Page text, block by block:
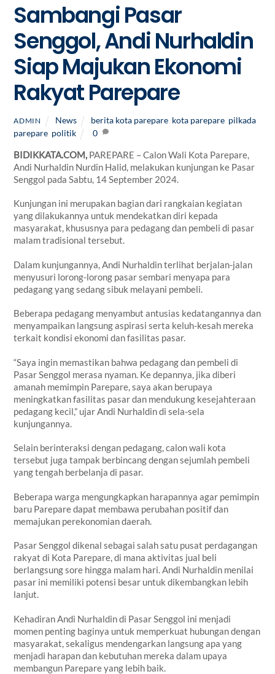
Sambangi Pasar
Senggol, Andi Nurhaldin
Siap Majukan Ekonomi
Rakyat Parepare
ADMIN News berita kota parepare, kota parepare, pilkada
parepare politik 0
BIDIKKATA.COM, PAREPARE – Calon Wali Kota Parepare,
Andi Nurhaldin Nurdin Halid, melakukan kunjungan ke Pasar
Senggol pada Sabtu, 14 September 2024.
Kunjungan ini merupakan bagian dari rangkaian kegiatan
yang dilakukannya untuk mendekatkan diri kepada
masyarakat, khususnya para pedagang dan pembeli di pasar
malam tradisional tersebut.
Dalam kunjungannya, Andi Nurhaldin terlihat berjalan-jalan
menyusuri lorong-lorong pasar sembari menyapa para
pedagang yang sedang sibuk melayani pembeli.
Beberapa pedagang menyambut antusias kedatangannya dan
menyampaikan langsung aspirasi serta keluh-kesah mereka
terkait kondisi ekonomi dan fasilitas pasar.
“Saya ingin memastikan bahwa pedagang dan pembeli di
Pasar Senggol merasa nyaman. Ke depannya, jika diberi
amanah memimpin Parepare, saya akan berupaya
meningkatkan fasilitas pasar dan mendukung kesejahteraan
pedagang kecil,” ujar Andi Nurhaldin di sela-sela
kunjungannya.
Selain berinteraksi dengan pedagang, calon wali kota
tersebut juga tampak berbincang dengan sejumlah pembeli
yang tengah berbelanja di pasar.
Beberapa warga mengungkapkan harapannya agar pemimpin
baru Parepare dapat membawa perubahan positif dan
memajukan perekonomian daerah.
Pasar Senggol dikenal sebagai salah satu pusat perdagangan
rakyat di Kota Parepare, di mana aktivitas jual beli
berlangsung sore hingga malam hari. Andi Nurhaldin menilai
pasar ini memiliki potensi besar untuk dikembangkan lebih
lanjut.
Kehadiran Andi Nurhaldin di Pasar Senggol ini menjadi
momen penting baginya untuk memperkuat hubungan dengan
masyarakat, sekaligus mendengarkan langsung apa yang
menjadi harapan dan kebutuhan mereka dalam upaya
membangun Parepare yang lebih baik.